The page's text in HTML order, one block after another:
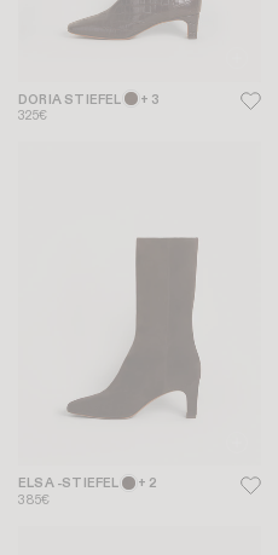
DORIA STIEFEL + 3
325€
ELSA -STIEFEL + 2
385€